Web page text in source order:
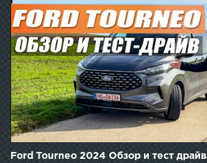
Ford Tourneo 2024 Обзор и тест драйв